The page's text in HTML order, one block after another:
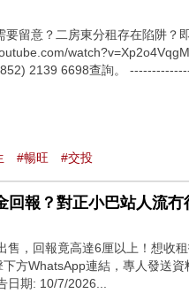
留意？二房東分租存在陷阱？
2139 6698查詢。
#暢旺 #交投
回報？對正小巴站人流冇
售，回報竟高達6厘以上！想收
方WhatsApp連結，專人發送資
日期: 10/7/2026...